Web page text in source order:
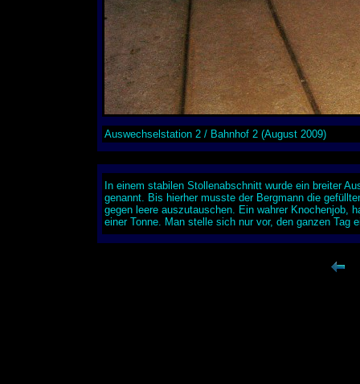
Auswechselstation 2 / Bahnhof 2 (August 2009)
In einem stabilen Stollenabschnitt wurde ein breiter
genannt. Bis hierher musste der Bergmann die
gegen leere auszutauschen. Ein wahrer Knochenjob,
einer Tonne. Man stelle sich nur vor, den ganzen Tag